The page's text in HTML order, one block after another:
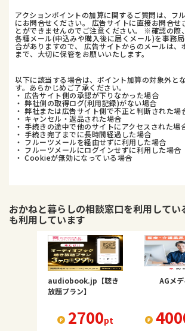
アクションポイントの加算に関するご質問は、フ
にお問合せください。 広告サイトに直接お問合せ
とができませんのでご注意ください。 ※確認の際
各種メール(申込みや購入後に届くメール)を事務
合がありますので、 広告サイトからのメールは、
まで、大切に保管をお願いいたします。
以下に該当する場合は、ポイント加算の対象外と
す。あらかじめご了承ください。
・ 広告サイト側の承認が下りなかった場合
・ 弊社側の取得ログ(利用記録)がない場合
・ 弊社または広告サイト側で不正と判断された場
・ キャンセル・返品された場合
・ 手続きの途中で他のサイトにアクセスされた場
・ 手続き完了までに長時間経過した場合
・ フルーツメールを経由せずに利用した場合
・ フルーツメールにログインせずに利用した場合
・ Cookieが無効になっている場合
おかねと暮らしの相談窓口を利用してい
も利用しています
audiobook.jp【聴き
放題プラン】
2700pt
AGメ